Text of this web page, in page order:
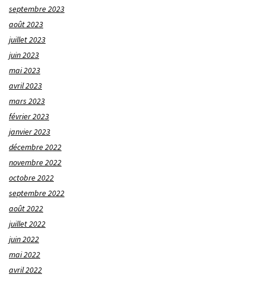
septembre 2023
août 2023
juillet 2023
juin 2023
mai 2023
avril 2023
mars 2023
février 2023
janvier 2023
décembre 2022
novembre 2022
octobre 2022
septembre 2022
août 2022
juillet 2022
juin 2022
mai 2022
avril 2022